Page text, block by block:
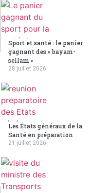
Sport et santé : le panier
gagnant des « bayam-
sellam »
28 juillet 2026
Les États généraux de la
Santé en préparation
21 juillet 2026